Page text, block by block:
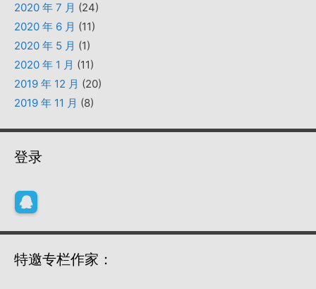
2020 年 7 月 (24)
2020 年 6 月 (11)
2020 年 5 月 (1)
2020 年 1 月 (11)
2019 年 12 月 (20)
2019 年 11 月 (8)
登录
特邀专栏作家：